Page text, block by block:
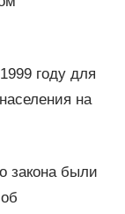
году для
на
закона были